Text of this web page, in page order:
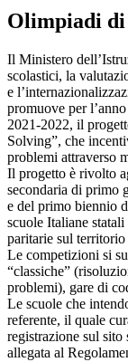
Olimpiadi di
Il Ministero
scolastici, la
e
promuove per
2021-2022, il
Solving”, che
problemi attraverso
Il progetto è rivolto
secondaria di primo
e del primo biennio
scuole Italiane statali
paritarie sul territorio
Le competizioni si
“classiche”
problemi), gare di
Le scuole che
referente, il quale
registrazione sul sito
allegata al